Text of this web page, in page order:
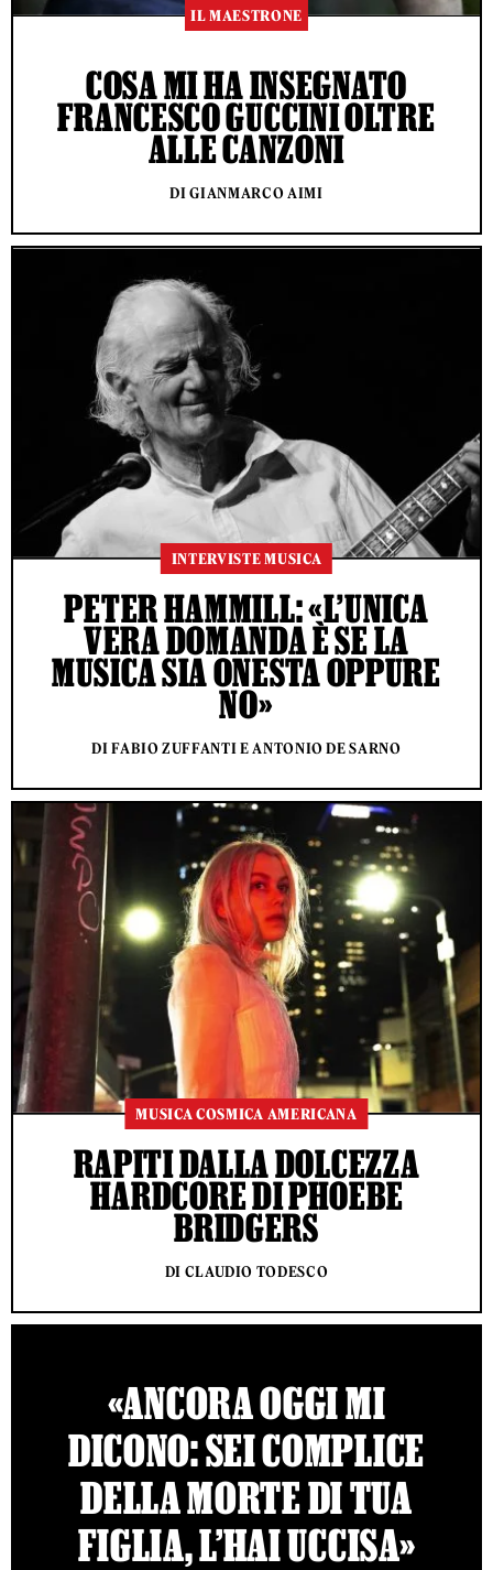
IL MAESTRONE
COSA MI HA INSEGNATO
FRANCESCO GUCCINI OLTRE
ALLE CANZONI
DI GIANMARCO AIMI
INTERVISTE MUSICA
PETER HAMMILL: «L’UNICA
VERA DOMANDA È SE LA
MUSICA SIA ONESTA OPPURE
NO»
DI FABIO ZUFFANTI E ANTONIO DE SARNO
MUSICA COSMICA AMERICANA
RAPITI DALLA DOLCEZZA
HARDCORE DI PHOEBE
BRIDGERS
DI CLAUDIO TODESCO
«ANCORA OGGI MI
DICONO: SEI COMPLICE
DELLA MORTE DI TUA
FIGLIA, L’HAI UCCISA»